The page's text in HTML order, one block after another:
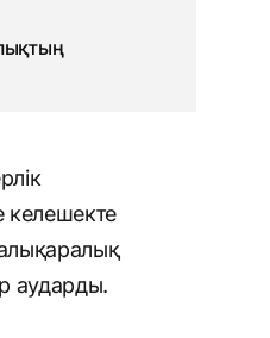
келешекте
аударды.